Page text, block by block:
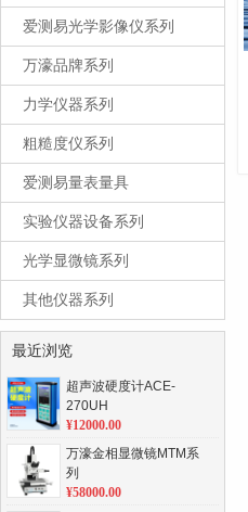
爱测易光学影像仪系列
万濠品牌系列
力学仪器系列
粗糙度仪系列
爱测易量表量具
实验仪器设备系列
光学显微镜系列
其他仪器系列
最近浏览
超声波硬度计ACE-
270UH
¥12000.00
万濠金相显微镜MTM系
列
¥58000.00